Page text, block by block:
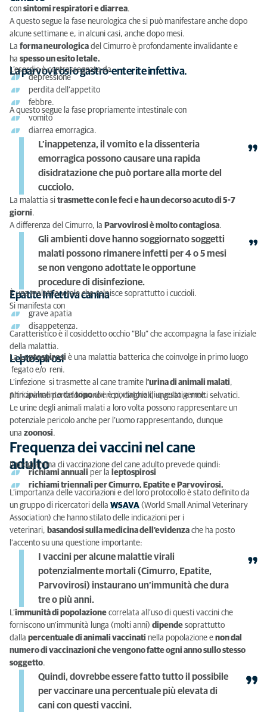
con sintomi respiratori e diarrea.
A questo segue la fase neurologica che si può manifestare anche dopo
alcune settimane e, in alcuni casi, anche dopo mesi.
La forma neurologica del Cimurro è profondamente invalidante e
ha spesso un esito letale.
La parvovirosi o gastro-enterite infettiva.
L’esordio è contrassegnato da
depressione
perdita dell’appetito
febbre.
A questo segue la fase propriamente intestinale con
vomito
diarrea emorragica.
L’inappetenza, il vomito e la dissenteria
emorragica possono causare una rapida
disidratazione che può portare alla morte del
cucciolo.
La malattia si trasmette con le feci e ha un decorso acuto di 5-7
giorni.
A differenza del Cimurro, la Parvovirosi è molto contagiosa.
Gli ambienti dove hanno soggiornato soggetti
malati possono rimanere infetti per 4 o 5 mesi
se non vengono adottate le opportune
procedure di disinfezione.
Epatite Infettiva canina
È una malattia virale che colpisce soprattutto i cuccioli.
Si manifesta con
grave apatia
disappetenza.
Caratteristico è il cosiddetto occhio “Blu” che accompagna la fase iniziale
della malattia.
Leptospirosi
LaLeptospirosi è una malattia batterica che coinvolge in primo luogo
fegato e/o reni.
L’infezione si trasmette al cane tramite l ’urina di animali malati,
principalmente deltopoche è portatore di questo germe.
Altri animali portatori sono i ricci, cinghiali, ungulati e molti selvatici.
Le urine degli animali malati a loro volta possono rappresentare un
potenziale pericolo anche per l’uomo rappresentando, dunque
una zoonosi.
Frequenza dei vaccini nel cane
adulto
Il programma di vaccinazione del cane adulto prevede quindi:
richiami annuali per la leptospirosi
richiami triennali per Cimurro, Epatite e Parvovirosi.
L’importanza delle vaccinazioni e del loro protocollo è stato definito da
un gruppo di ricercatori della WSAVA (World Small Animal Veterinary
Association) che hanno stilato delle indicazioni per i
veterinari, basandosi sulla medicina dell’evidenza che ha posto
l’accento su una questione importante:
I vaccini per alcune malattie virali
potenzialmente mortali (Cimurro, Epatite,
Parvovirosi) instaurano un’immunità che dura
tre o più anni.
L’immunità di popolazione correlata all’uso di questi vaccini che
forniscono un’immunità lunga (molti anni) dipende soprattutto
dalla percentuale di animali vaccinati nella popolazione e non dal
numero di vaccinazioni che vengono fatte ogni anno sullo stesso
soggetto.
Quindi, dovrebbe essere fatto tutto il possibile
per vaccinare una percentuale più elevata di
cani con questi vaccini.